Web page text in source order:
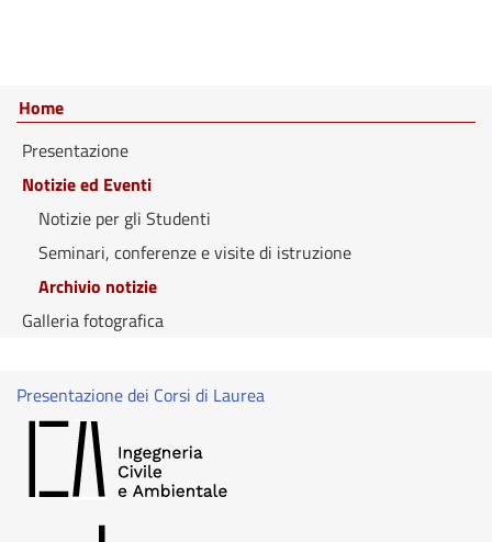
Home
Presentazione
Notizie ed Eventi
Notizie per gli Studenti
Seminari, conferenze e visite di istruzione
Archivio notizie
Galleria fotografica
Presentazione dei Corsi di Laurea